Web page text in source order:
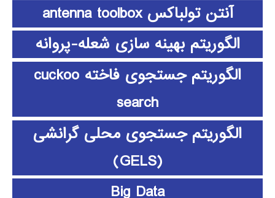
آنتن تولباکس antenna toolbox
الگوریتم بهینه سازی شعله-پروانه
الگوریتم جستجوی فاخته cuckoo
search
الگوریتم جستجوی محلی گرانشی
(GELS)
Big Data